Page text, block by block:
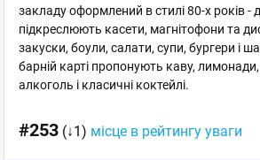
закладу оформлений в стилі 80-х років -
підкреслюють касети, магнітофони та
закуски, боули, салати, супи, бургери і
барній карті пропонують каву,
алкоголь і класичні коктейлі.
#253 (↓1) місце в рейтингу уваги